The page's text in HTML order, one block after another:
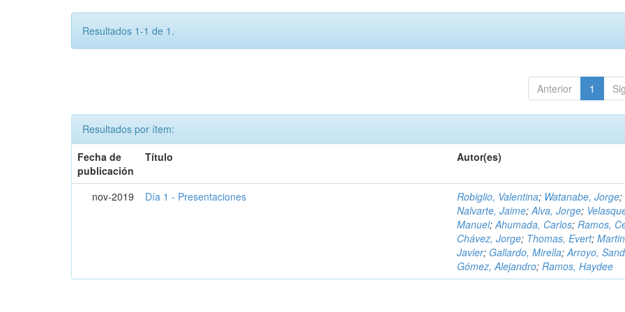
Resultados 1-1 de 1.
Anterior 1
Resultados por ítem:
Fecha de
publicación
Título Autor(es)
nov-2019 Día 1 - Presentaciones Robiglio, Valentina; Watanabe, Jorge;
Nalvarte, Jaime;Alva, Jorge;
Manuel;Ahumada, Carlos;Ramos,
Chávez, Jorge; Thomas, Evert;
Javier; Gallardo, Mirella;Arroyo,
Gómez, Alejandro;Ramos, Haydee